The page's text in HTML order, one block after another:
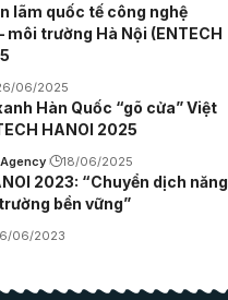
lãm quốc tế công nghệ
môi trường Hà Nội (ENTECH
06/2025
Hàn Quốc “gõ cửa” Việt
HANOI 2025
18/06/2025
2023: “Chuyển dịch năng
bền vững”
06/2023